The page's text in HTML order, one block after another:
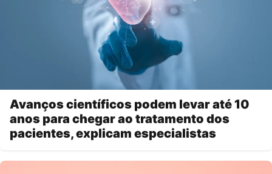
Avanços científicos podem levar até 10
anos para chegar ao tratamento dos
pacientes, explicam especialistas